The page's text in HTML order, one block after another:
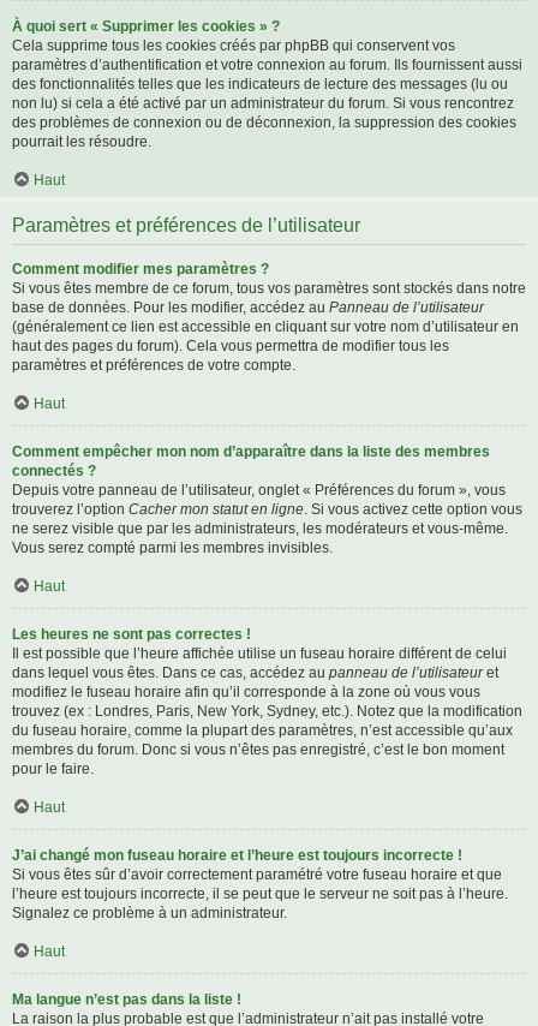
À quoi sert « Supprimer les cookies » ?
Cela supprime tous les cookies créés par phpBB qui conservent vos
paramètres d’authentification et votre connexion au forum. Ils fournissent aussi
des fonctionnalités telles que les indicateurs de lecture des messages (lu ou
non lu) si cela a été activé par un administrateur du forum. Si vous rencontrez
des problèmes de connexion ou de déconnexion, la suppression des cookies
pourrait les résoudre.
Haut
Paramètres et préférences de l’utilisateur
Comment modifier mes paramètres ?
Si vous êtes membre de ce forum, tous vos paramètres sont stockés dans notre
base de données. Pour les modifier, accédez au Panneau de l’utilisateur
(généralement ce lien est accessible en cliquant sur votre nom d’utilisateur en
haut des pages du forum). Cela vous permettra de modifier tous les
paramètres et préférences de votre compte.
Haut
Comment empêcher mon nom d’apparaître dans la liste des membres
connectés ?
Depuis votre panneau de l’utilisateur, onglet « Préférences du forum », vous
trouverez l’option Cacher mon statut en ligne. Si vous activez cette option vous
ne serez visible que par les administrateurs, les modérateurs et vous-même.
Vous serez compté parmi les membres invisibles.
Haut
Les heures ne sont pas correctes !
Il est possible que l’heure affichée utilise un fuseau horaire différent de celui
dans lequel vous êtes. Dans ce cas, accédez au panneau de l’utilisateuret
modifiez le fuseau horaire afin qu’il corresponde à la zone où vous vous
trouvez (ex : Londres, Paris, New York, Sydney, etc.). Notez que la modification
du fuseau horaire, comme la plupart des paramètres, n’est accessible qu’aux
membres du forum. Donc si vous n’êtes pas enregistré, c’est le bon moment
pour le faire.
Haut
J’ai changé mon fuseau horaire et l’heure est toujours incorrecte !
Si vous êtes sûr d’avoir correctement paramétré votre fuseau horaire et que
l’heure est toujours incorrecte, il se peut que le serveur ne soit pas à l’heure.
Signalez ce problème à un administrateur.
Haut
Ma langue n’est pas dans la liste !
La raison la plus probable est que l’administrateur n’ait pas installé votre